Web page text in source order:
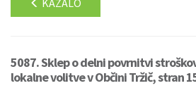
KAZALO
5087. Sklep o delni povrnitvi
lokalne volitve v Občini Tržič, stran